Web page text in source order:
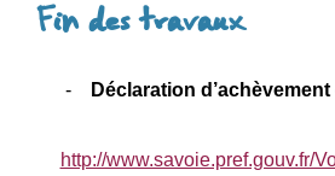
Fin des travaux
Déclaration
http://www.savoie.pref.gouv.fr/